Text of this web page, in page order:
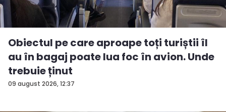
09 august 2026, 12:37
Obiectul pe care aproape toți turiștii îl
au în bagaj poate lua foc în avion. Unde
trebuie ținut